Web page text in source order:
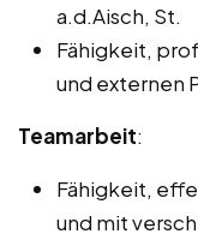
a.d.Aisch, St.
Fähigkeit,
und externen
Teamarbeit:
Fähigkeit,
und mit